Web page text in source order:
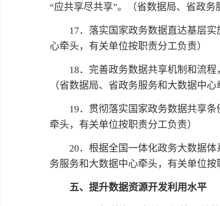
“应共享尽共享”。（省数据局、省政
17．落实国家政务数据直达基层实
心牵头，有关单位按职责分工负责）
18．完善政务数据共享机制和流程
（省数据局、省政务服务和大数据中
19．贯彻落实国家政务数据共享条
牵头，有关单位按职责分工负责）
20．根据全国一体化政务大数据体
务服务和大数据中心牵头，有关单位
五、提升数据资源开发利用水平